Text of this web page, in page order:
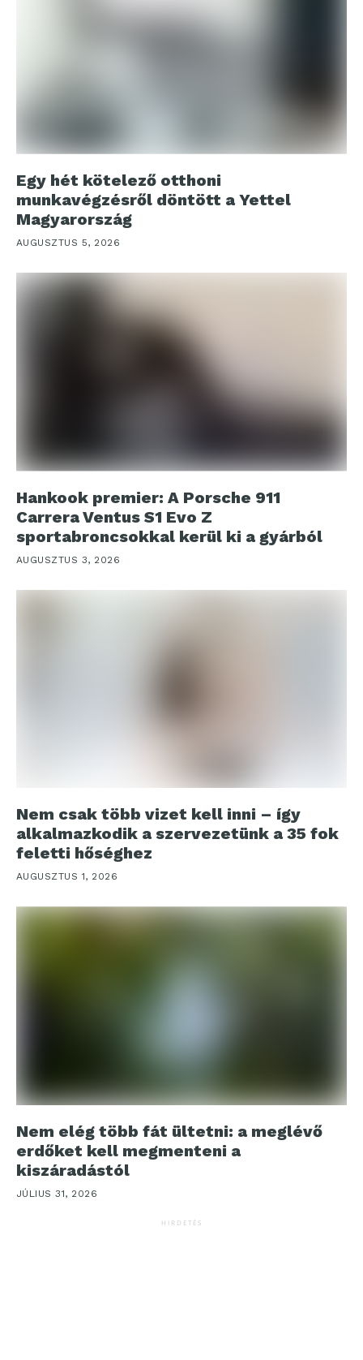
Egy hét kötelező otthoni
munkavégzésről döntött a Yettel
Magyarország
AUGUSZTUS 5, 2026
Hankook premier: A Porsche 911
Carrera Ventus S1 Evo Z
sportabroncsokkal kerül ki a gyárból
AUGUSZTUS 3, 2026
Nem csak több vizet kell inni – így
alkalmazkodik a szervezetünk a 35 fok
feletti hőséghez
AUGUSZTUS 1, 2026
Nem elég több fát ültetni: a meglévő
erdőket kell megmenteni a
kiszáradástól
JÚLIUS 31, 2026
HIRDETÉS